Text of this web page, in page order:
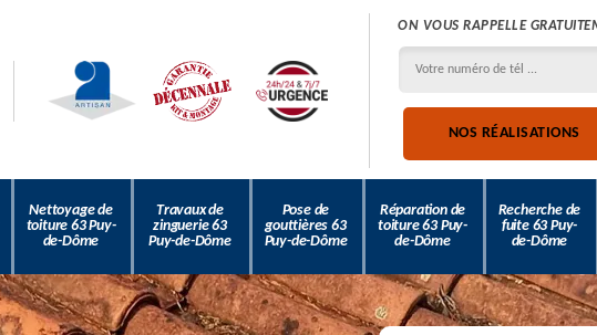
ON VOUS RAPPELLE
NOS RÉALISATIONS
Nettoyage de
toiture 63 Puy-
de-Dôme
Travaux de
zinguerie 63
Puy-de-Dôme
Pose de
gouttières 63
Puy-de-Dôme
Réparation de
toiture 63 Puy-
de-Dôme
Recherche de
fuite 63 Puy-
de-Dôme